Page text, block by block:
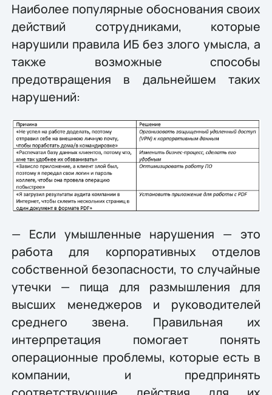
Наиболее популярные обоснования своих
действий сотрудниками, которые
нарушили правила ИБ без злого умысла, а
также возможные способы
предотвращения в дальнейшем таких
нарушений:
— Если умышленные нарушения — это
работа для корпоративных отделов
собственной безопасности, то случайные
утечки — пища для размышления для
высших менеджеров и руководителей
среднего звена. Правильная их
интерпретация помогает понять
операционные проблемы, которые есть в
компании, и предпринять